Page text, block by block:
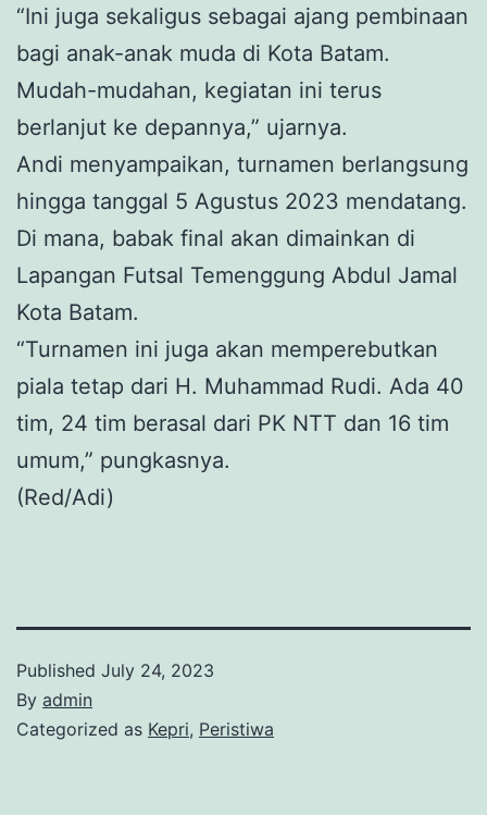
“Ini juga sekaligus sebagai ajang pembinaan
bagi anak-anak muda di Kota Batam.
Mudah-mudahan, kegiatan ini terus
berlanjut ke depannya,” ujarnya.
Andi menyampaikan, turnamen berlangsung
hingga tanggal 5 Agustus 2023 mendatang.
Di mana, babak final akan dimainkan di
Lapangan Futsal Temenggung Abdul Jamal
Kota Batam.
“Turnamen ini juga akan memperebutkan
piala tetap dari H. Muhammad Rudi. Ada 40
tim, 24 tim berasal dari PK NTT dan 16 tim
umum,” pungkasnya.
(Red/Adi)
Published July 24, 2023
By admin
Categorized as Kepri, Peristiwa